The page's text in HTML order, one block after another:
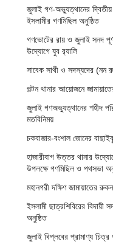
জুলাই গণ-অভ্যুত্থানের দ্বিতীয়
ইসলামীর গণমিছিল অনুষ্ঠিত
গণভোটের রায় ও জুলাই সনদ
উদ্যোগে যুব র‌্যালি
সাবেক সাথী ও সদস্যদের (নন
পল্টন থানার আয়োজনে
জুলাই গণঅভ্যুত্থানের শহীদ
মতবিনিময়
চকবাজার-বংশাল জোনের
হাজারীবাগ উত্তর থানার
উপলক্ষে গণমিছিল ও পথসভা
মহানগরী দক্ষিণ জামায়াতের রুকন
ইসলামী ছাত্রশিবিরের বিদায়ী
অনুষ্ঠিত
জুলাই বিপ্লবের প্রামাণ্য চিত্র